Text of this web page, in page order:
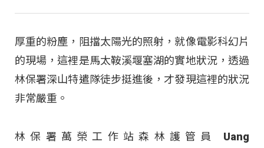
厚重的粉塵，阻擋太陽光的照射，就像電影科幻片
的現場，這裡是馬太鞍溪堰塞湖的實地狀況，透過
林保署深山特遣隊徒步挺進後，才發現這裡的狀況
非常嚴重。
林保署萬榮工作站森林護管員 Uang